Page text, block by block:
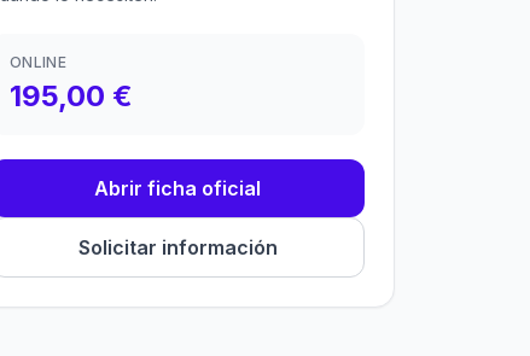
ONLINE
195,00 €
Abrir ficha oficial
Solicitar información